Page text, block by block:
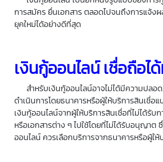
การสมัคร ยื่นเอกสาร ตลอดไปจนถึงการแจ้ง
ยุคใหม่ได้อย่างดีที่สุด
เงินกู้ออนไลน์ เชื่อถือไ
สำหรับเงินกู้ออนไลน์อาจไม่ได้มีความปลอ
ดำเนินการโดยธนาคารหรือผู้ให้บริการสินเชื่อ
เงินกู้ออนไลน์จากผู้ให้บริการสินเชื่อที่ไม่ได้รั
หรือเอกสารต่าง ๆ ไปใช้โดยที่ไม่ได้รับอนุญา
ออนไลน์ ควรเลือกบริการจากธนาคารหรือผู้